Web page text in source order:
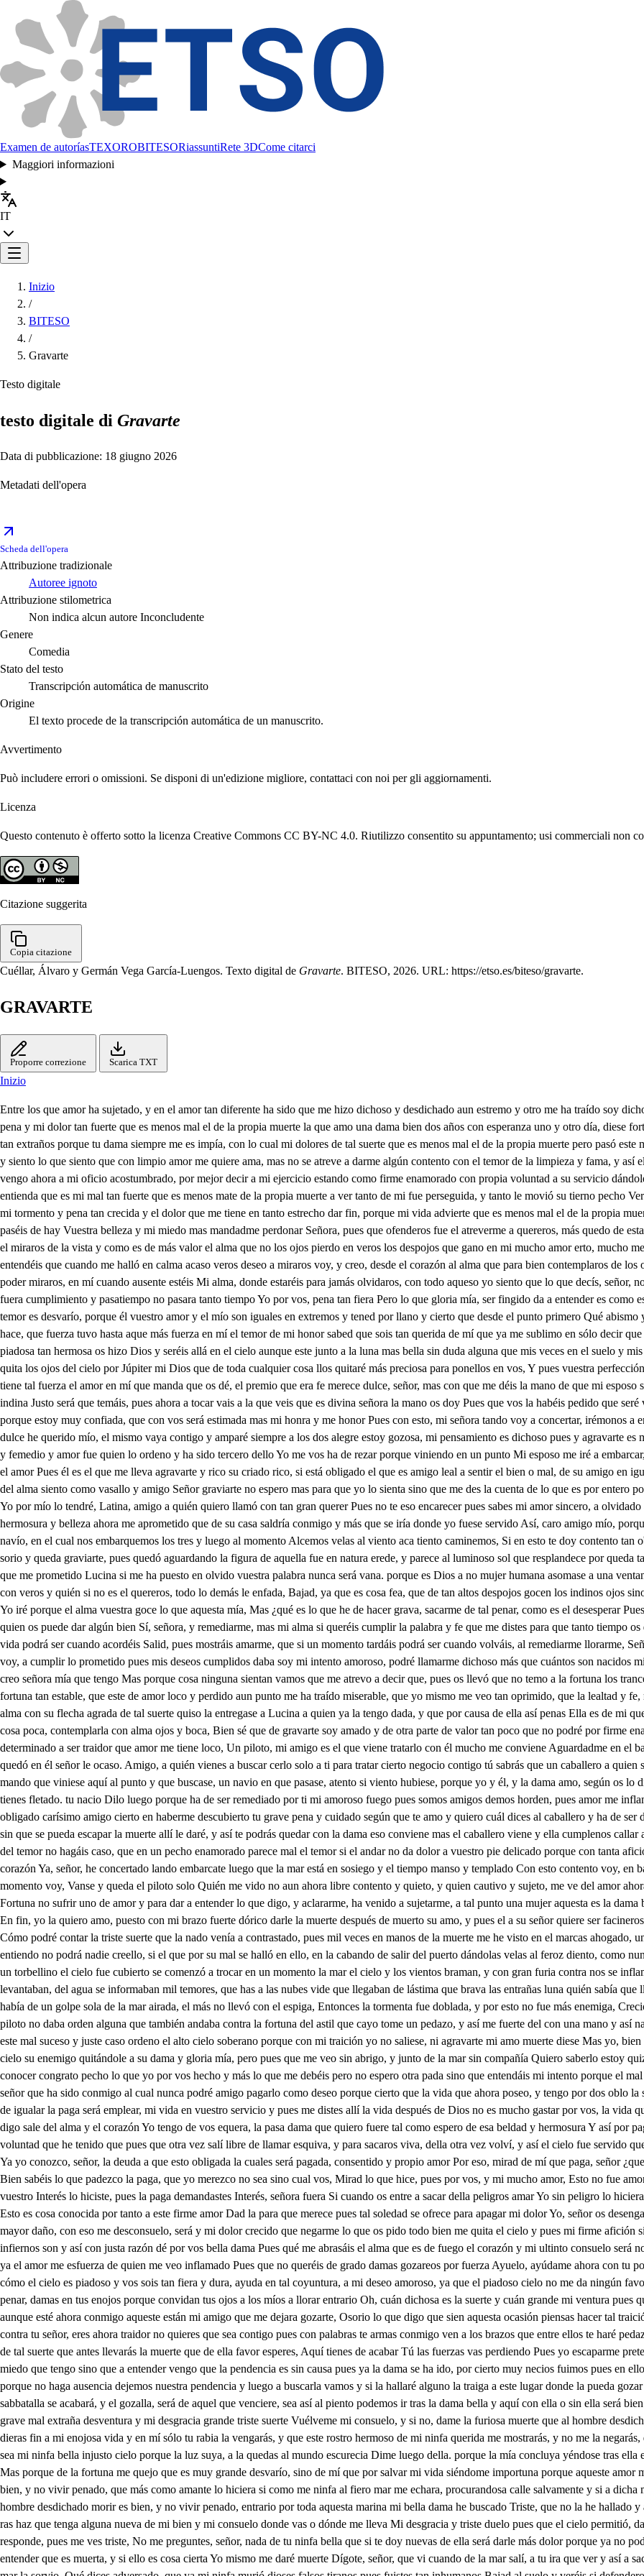
Examen de autoríasTEXOROBITESORiassuntiRete 3DCome citarci
Maggiori informazioni
IT
Inizio
/
BITESO
/
Gravarte
Testo digitale
testo digitale di Gravarte
Data di pubblicazione: 18 giugno 2026
Metadati dell'opera
Scheda dell'opera
Attribuzione tradizionale
Autoree ignoto
Attribuzione stilometrica
Non indica alcun autore Inconcludente
Genere
Comedia
Stato del testo
Transcripción automática de manuscrito
Origine
El texto procede de la transcripción automática de un manuscrito.
Avvertimento
Può includere errori o omissioni. Se disponi di un'edizione migliore, contattaci con noi per gli aggiornamenti.
Licenza
Questo contenuto è offerto sotto la licenza Creative Commons CC BY-NC 4.0. Riutilizzo consentito su appuntamento; usi commerciali non
Citazione suggerita
Copia citazione
Cuéllar, Álvaro y Germán Vega García-Luengos. Texto digital de Gravarte. BITESO, 2026. URL: https://etso.es/biteso/gravarte.
GRAVARTE
Proporre correzione Scarica TXT
Inizio
Entre los que amor ha sujetado, y en el amor tan diferente ha sido que me hizo dichoso y desdichado aun estremo y otro me ha traído soy dichoso en estar bien empleado desdichado en no ser favorecido y así es mi pena y mi dolor tan fuerte que es menos mal el de la propia muerte la que amo una dama bien dos años con esperanza uno y otro día, diese fortuna fin a tantos daños trocando mi dolor en alegría pero crecen dolores tan extraños porque tu dama siempre me es impía, con lo cual mi dolores de tal suerte que es menos mal el de la propia muerte pero pasó este mal y este tormento confiado siempre en aquesta dama por quien peno, y siento lo que siento que con limpio amor me quiere ama, mas no se atreve a darme algún contento con el temor de la limpieza y fama, y así el mal que paso, ya me advierte que es menos males de la propia muerte vengo ahora a mi oficio acostumbrado, por mejor decir a mi ejercicio estando como firme enamorado con propia voluntad a su servicio dándole de mis penas y cuidado claras señales y bastante indicio porque entienda que es mi mal tan fuerte que es menos mate de la propia muerte a ver tanto de mi fue perseguida, y tanto le movió su tierno pecho Verguan amargas, y tan querida de mí con los servicios que la hecho que a mi tormento y pena tan crecida y el dolor que me tiene en tanto estrecho dar fin, porque mi vida advierte que es menos mal el de la propia muerte entra llana Pase adelante. No puedo Y quién lo estorba, que no paséis de hay Vuestra belleza y mi miedo mas mandadme perdonar Señora, pues que ofenderos fue el atreverme a quereros, más quedo de esta conquista de culpa aunque estoy en calma que el quereros es del alma el miraros de la vista y como es de más valor el alma que no los ojos pierdo en veros los despojos que gano en mi mucho amor erto, mucho me queréis Si es así, como decís Más será, si lo sentis cómo de mí lo entendéis que cuando me halló en calma acaso veros deseo a miraros voy, y creo, desde el corazón al alma que para bien contemplaros de los ojos de os tenía el alma, señora mía, de término de miraros, y esto por poder miraros, en mí cuando ausente estéis Mi alma, donde estaréis para jamás olvidaros, con todo aqueso yo siento que lo que decís, señor, no nace tanto de amor como de algún cumplimiento Señora, si aquesto fuera cumplimiento y pasatiempo no pasara tanto tiempo Yo por vos, pena tan fiera Pero lo que gloria mía, ser fingido da a entender es como estar mi querer con amor de solo un día de aquesto sólo me temo, El temor es desvarío, porque él vuestro amor y el mío son iguales en extremos y tened por llano y cierto que desde el punto primero Qué abismo y quiero aunque os ha sido encubierto Y pues ahora el honor y nobleza hace, que fuerza tuvo hasta aque más fuerza en mí el temor de mi honor sabed que sois tan querida de mí que ya me sublimo en sólo decir que estimo o tanto, señora vos, no os mostréis tan desdeñosa, pues para ser piadosa tan hermosa os hizo Dios y seréis allá en el cielo aunque este junto a la luna mas bella sin duda alguna que mis veces en el suelo y mis ojos de consuelo sienten mi mal infinito pues cuando de vos los quito quita los ojos del cielo por Júpiter mi Dios que de toda cualquier cosa llos quitaré más preciosa para ponellos en vos, Y pues vuestra perfección en el mundo sin par, no tengáis en nada dar a mi amor el galardón, tiene tal fuerza el amor en mí que manda que os dé, el premio que era fe merece dulce, señor, mas con que me déis la mano de que mi esposo seréis ré cuánto me mandéis mi bien alto y soberano Veis aquí la mano indina Justo será que temáis, pues ahora a tocar vais a la que veis que es divina señora la mano os doy Pues que vos la habéis pedido que seré vuestro marido. aunque de ello indino soy Yo os doy la mano, señor, porque estoy muy confiada, que con vos será estimada mas mi honra y me honor Pues con esto, mi señora tando voy a concertar, irémonos a embarcar, antes que se pasa un hora, y con tanto queda a Dios muy dulce he querido mío, el mismo vaya contigo y amparé siempre a los dos alegre estoy gozosa, mi pensamiento es dichoso pues y agravarte es mi esposo Y yo también soy su esposa la palabra le di dello y él la mano y femedio y amor fue quien lo ordeno y ha sido tercero dello Yo me vos ha de rezar porque viniendo en un punto Mi esposo me iré a embarcar, que aunque desto no doy prueba de mí ser y de mi honor Disculparme el amor Pues él es el que me lleva agravarte y rico su criado rico, si está obligado el que es amigo leal a sentir el bien o mal, de su amigo en igual grado, será justo que conmigo sientas mi bien y contento que dentro del alma siento como vasallo y amigo Señor graviarte no espero mas para que yo lo sienta sino que me des la cuenta de lo que es por entero porque prometo a fe que si me lo descubrieres el malo bien que sintieres, Yo por mío lo tendré, Latina, amigo a quién quiero llamó con tan gran querer Pues no te eso encarecer pues sabes mi amor sincero, a olvidado su dureza, dando el paso a mi afición midiendo la condición con su hermosura y belleza ahora me aprometido que de su casa saldría conmigo y más que se iría donde yo fuese servido Así, caro amigo mío, porque este mi bien más cierto quiero que llegues al puerto y conciertes un navío, en el cual nos embarquemos los tres y luego al momento Alcemos velas al viento aca tiento caminemos, Si en esto te doy contento tan obligado te soy, que hacer lo que mandas voy, tan ligero como el viento sorio y queda graviarte, pues quedó aguardando la figura de aquella fue en natura erede, y parece al luminoso sol que resplandece por queda tanta luz a los mortales Y más quedan los dioses inmortales merezco lo que me prometido Lucina si me ha puesto en olvido vuestra palabra nunca será vana. porque es Dios a no mujer humana asomase a una ventana luna luna quién es Quién sin vos no es nada, rava y quién es algo con veros y quién si no es el quereros, todo lo demás le enfada, Bajad, ya que es cosa fea, que de tan altos despojos gocen los indinos ojos sino el alma que os desea Salid, señora de impía, no deis ahora la muestra Yo iré porque el alma vuestra goce lo que aquesta mía, Mas ¿qué es lo que he de hacer grava, sacarme de tal penar, como es el desesperar Pues está en vuestro querer Acabad, tal bien de darme es cierto que soy quien os puede dar algún bien Sí, señora, y remediarme, mas mi alma si queréis cumplir la palabra y fe que me distes para que tanto tiempo os detenéis por tanto salí veréis fina mi pena crecida si no hallaréisme sin vida podrá ser cuando acordéis Salid, pues mostráis amarme, que si un momento